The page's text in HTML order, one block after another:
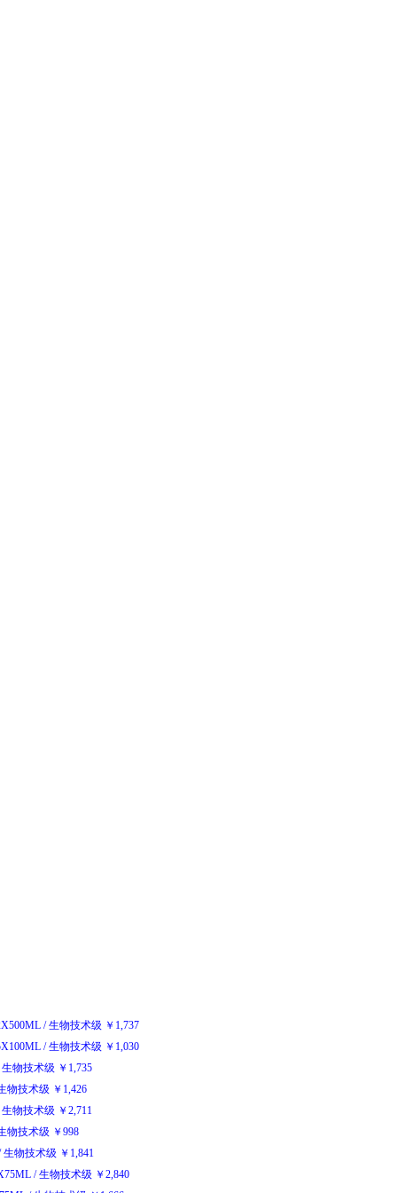
/ 生物技术级 ￥ 1,737
/ 生物技术级 ￥ 1,030
生物技术级 ￥ 1,735
物技术级 ￥ 1,426
生物技术级 ￥ 2,711
物技术级 ￥ 998
生物技术级 ￥ 1,841
/ 生物技术级 ￥ 2,840